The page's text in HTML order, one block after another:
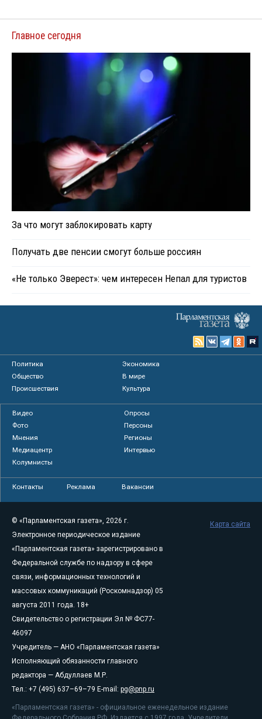
Главное сегодня
За что могут заблокировать карту
Получать две пенсии смогут больше россиян
«Не только Эверест»: чем интересен Непал для туристов
Политика
Экономика
Общество
В мире
Происшествия
Культура
Видео
Опросы
Фото
Персоны
Мнения
Регионы
Медиацентр
Интервью
Колумнисты
Контакты Реклама Вакансии
© «Парламентская газета», 2026 г.
Электронное периодическое издание
«Парламентская газета» зарегистрировано в
Федеральной службе по надзору в сфере
связи, информационных технологий и
массовых коммуникаций (Роскомнадзор) 05
августа 2011 года. 18+
Свидетельство о регистрации Эл № ФС77-
46097
Учредитель — АНО «Парламентская газета»
Исполняющий обязанности главного
редактора — Абдуллаев М.Р.
Тел.: +7 (495) 637–69–79 E-mail: pg@pnp.ru
«Парламентская газета» - официальное еженедельное издание
Карта сайта